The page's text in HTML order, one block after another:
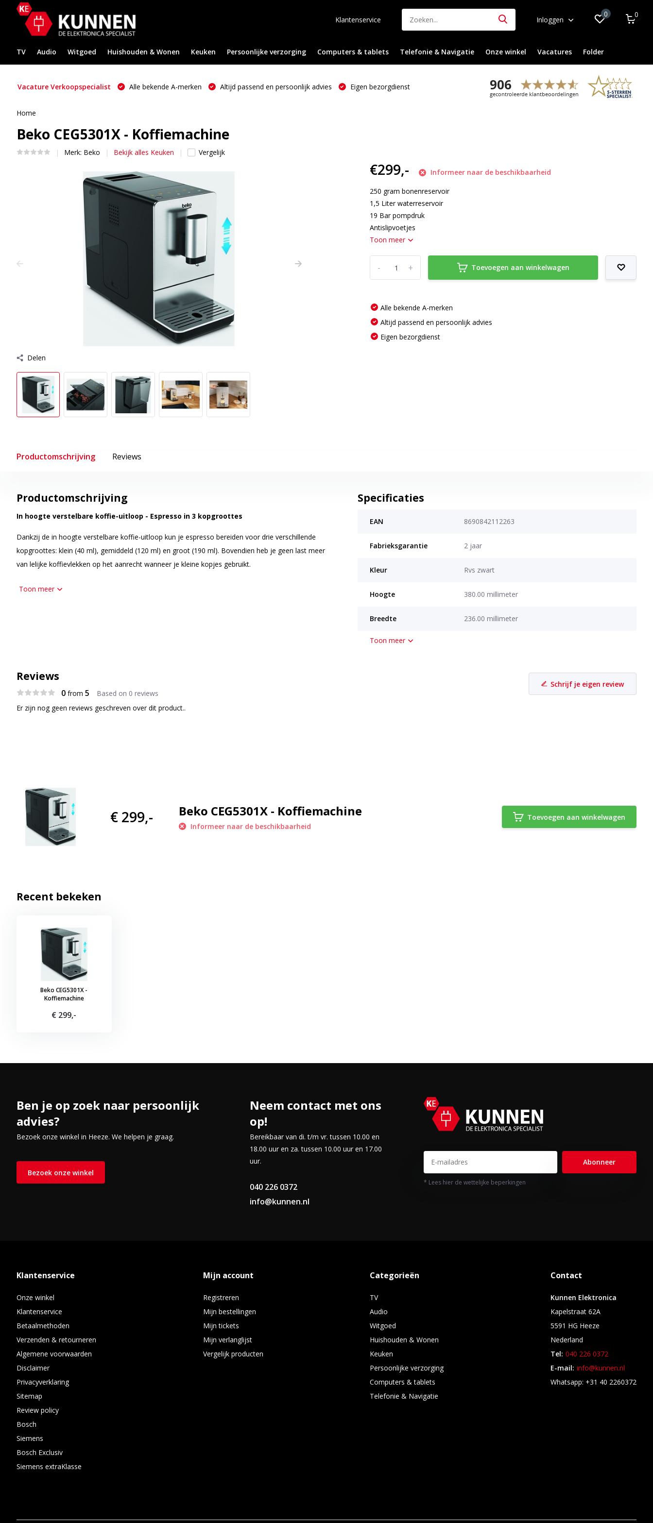
Klantenservice Inloggen
0 0
TV Audio Witgoed Huishouden & Wonen Keuken Persoonlijke verzorging Computers & tablets Telefonie & Navigatie Onze winkel Vacatures Folder
Vacature Verkoopspecialist Alle bekende A-merken Altijd passend en persoonlijk advies Eigen bezorgdienst
Home
Beko CEG5301X - Koffiemachine
Merk: Beko Bekijk alles Keuken Vergelijk
Delen
€299,- Informeer naar de beschikbaarheid
250 gram bonenreservoir
1,5 Liter waterreservoir
19 Bar pompdruk
Antislipvoetjes
Toon meer
+
- Toevoegen aan winkelwagen
Alle bekende A-merken
Altijd passend en persoonlijk advies
Eigen bezorgdienst
Productomschrijving Reviews
Productomschrijving
In hoogte verstelbare koffie-uitloop - Espresso in 3 kopgroottes
Dankzij de in hoogte verstelbare koffie-uitloop kun je espresso bereiden voor drie verschillende
kopgroottes: klein (40 ml), gemiddeld (120 ml) en groot (190 ml). Bovendien heb je geen last meer
van lelijke koffievlekken op het aanrecht wanneer je kleine kopjes gebruikt.
Toon meer
Specificaties
EAN 8690842112263
Fabrieksgarantie 2 jaar
Kleur Rvs zwart
Hoogte 380.00 millimeter
Breedte 236.00 millimeter
Toon meer
Reviews
0from 5 Based on 0 reviews
Schrijf je eigen review
Er zijn nog geen reviews geschreven over dit product..
€ 299,- Beko CEG5301X - Koffiemachine
Informeer naar de beschikbaarheid
Toevoegen aan winkelwagen
Recent bekeken
Beko CEG5301X -
Koffiemachine
€ 299,-
Ben je op zoek naar persoonlijk
advies?
Bezoek onze winkel in Heeze. We helpen je graag.
Bezoek onze winkel
Neem contact met ons
op!
Bereikbaar van di. t/m vr. tussen 10.00 en
18.00 uur en za. tussen 10.00 uur en 17.00
uur.
040 226 0372
info@kunnen.nl
Abonneer
* Lees hier de wettelijke beperkingen
Klantenservice
Onze winkel
Klantenservice
Betaalmethoden
Verzenden & retourneren
Algemene voorwaarden
Disclaimer
Privacyverklaring
Sitemap
Review policy
Bosch
Siemens
Bosch Exclusiv
Siemens extraKlasse
Mijn account
Registreren
Mijn bestellingen
Mijn tickets
Mijn verlanglijst
Vergelijk producten
Categorieën
TV
Audio
Witgoed
Huishouden & Wonen
Keuken
Persoonlijke verzorging
Computers & tablets
Telefonie & Navigatie
Contact
Kunnen Elektronica
Kapelstraat 62A
5591 HG Heeze
Nederland
Tel: 040 226 0372
E-mail: info@kunnen.nl
Whatsapp: +31 40 2260372